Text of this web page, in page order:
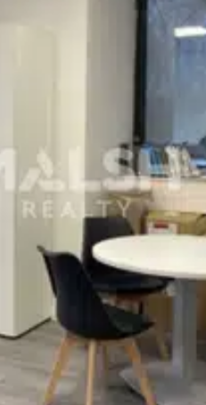
géographique : au cœur de
location pour un loyer de 1740
ou pour organiser une